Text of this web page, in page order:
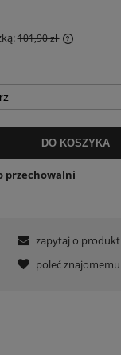
101,90 zł
cena od
się w
DO KOSZYKA
przechowalni
zapytaj o produkt
poleć znajomemu